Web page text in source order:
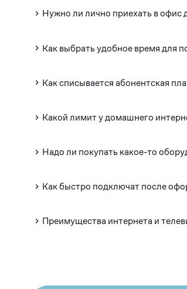
Нужно ли лично приехать в офис
Как выбрать удобное время для
Как списывается абонентская
Какой лимит у домашнего
Надо ли покупать какое-то
Как быстро подключат после
Преимущества интернета и